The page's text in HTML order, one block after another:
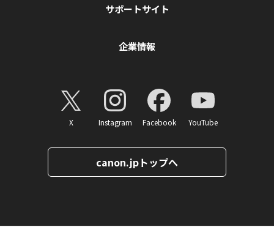
サポートサイト
企業情報
X Instagram Facebook YouTube
canon.jpトップへ